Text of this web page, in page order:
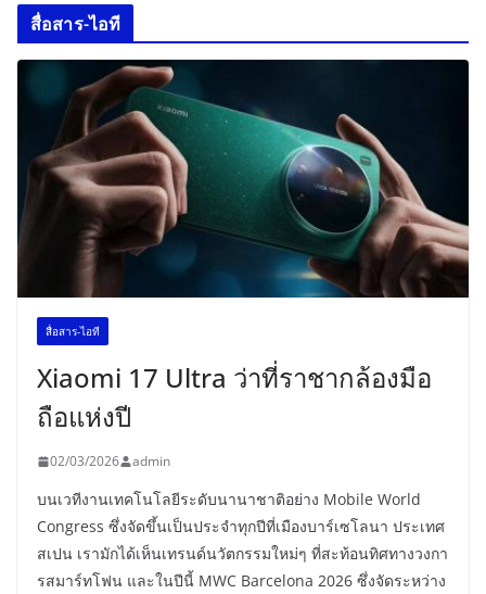
สื่อสาร-ไอที
สื่อสาร-ไอที
Xiaomi 17 Ultra ว่าที่ราชากล้องมือ
ถือแห่งปี
02/03/2026 admin
บนเวทีงานเทคโนโลยีระดับนานาชาติอย่าง Mobile World
Congress ซึ่งจัดขึ้นเป็นประจำทุกปีที่เมืองบาร์เซโลนา ประเทศ
สเปน เรามักได้เห็นเทรนด์นวัตกรรมใหม่ๆ ที่สะท้อนทิศทางวงกา
รสมาร์ทโฟน และในปีนี้ MWC Barcelona 2026 ซึ่งจัดระหว่าง